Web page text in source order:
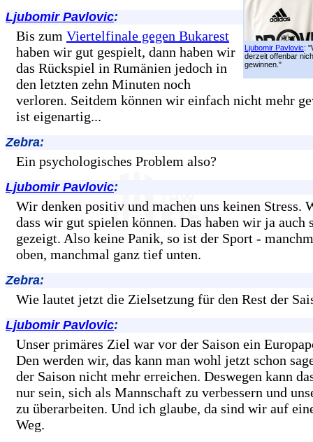
Ljubomir Pavlovic:
derzeit offenbar
gewinnen."
Ljubomir Pavlovic:
Bis zum Viertelfinale gegen Bukarest
haben wir gut gespielt, dann haben wir
das Rückspiel in Rumänien jedoch in
den letzten zehn Minuten noch
verloren. Seitdem können wir einfach nicht mehr
ist eigenartig...
Zebra:
Ein psychologisches Problem also?
Ljubomir Pavlovic:
Wir denken positiv und machen uns keinen Stress.
dass wir gut spielen können. Das haben wir ja auch
gezeigt. Also keine Panik, so ist der Sport -
oben, manchmal ganz tief unten.
Zebra:
Wie lautet jetzt die Zielsetzung für den Rest der
Ljubomir Pavlovic:
Unser primäres Ziel war vor der Saison ein
Den werden wir, das kann man wohl jetzt schon
der Saison nicht mehr erreichen. Deswegen kann
nur sein, sich als Mannschaft zu verbessern und
zu überarbeiten. Und ich glaube, da sind wir auf
Weg.